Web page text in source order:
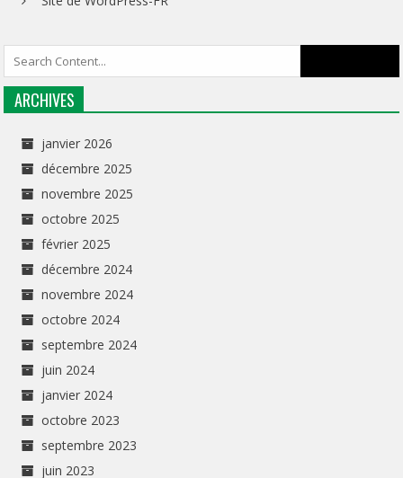
ARCHIVES
janvier 2026
décembre 2025
novembre 2025
octobre 2025
février 2025
décembre 2024
novembre 2024
octobre 2024
septembre 2024
juin 2024
janvier 2024
octobre 2023
septembre 2023
juin 2023